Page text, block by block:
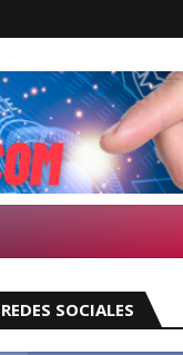
REDES SOCIALES